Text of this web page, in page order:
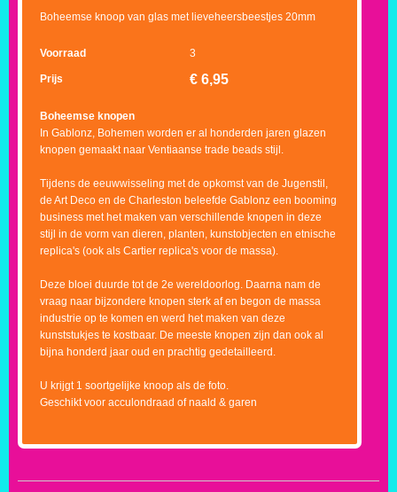
Boheemse knoop van glas met lieveheersbeestjes 20mm
Voorraad 3
Prijs € 6,95
Boheemse knopen
In Gablonz, Bohemen worden er al honderden jaren glazen
knopen gemaakt naar Ventiaanse trade beads stijl.
Tijdens de eeuwwisseling met de opkomst van de Jugenstil,
de Art Deco en de Charleston beleefde Gablonz een booming
business met het maken van verschillende knopen in deze
stijl in de vorm van dieren, planten, kunstobjecten en etnische
replica's (ook als Cartier replica's voor de massa).
Deze bloei duurde tot de 2e wereldoorlog. Daarna nam de
vraag naar bijzondere knopen sterk af en begon de massa
industrie op te komen en werd het maken van deze
kunststukjes te kostbaar. De meeste knopen zijn dan ook al
bijna honderd jaar oud en prachtig gedetailleerd.
U krijgt 1 soortgelijke knoop als de foto.
Geschikt voor acculondraad of naald & garen